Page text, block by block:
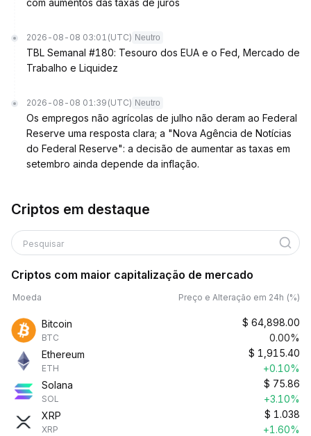
com aumentos das taxas de juros
2026-08-08 03:01 (UTC) Neutro
TBL Semanal #180: Tesouro dos EUA e o Fed, Mercado de
Trabalho e Liquidez
2026-08-08 01:39 (UTC) Neutro
Os empregos não agrícolas de julho não deram ao Federal
Reserve uma resposta clara; a "Nova Agência de Notícias
do Federal Reserve": a decisão de aumentar as taxas em
setembro ainda depende da inflação.
Criptos em destaque
Pesquisar
Criptos com maior capitalização de mercado
Moeda Preço e Alteração em 24h (%)
Bitcoin
BTC
$ 64,898.00
0.00%
Ethereum
ETH
$ 1,915.40
+0.10%
Solana
SOL
$ 75.86
+3.10%
XRP
XRP
$ 1.038
+1.60%